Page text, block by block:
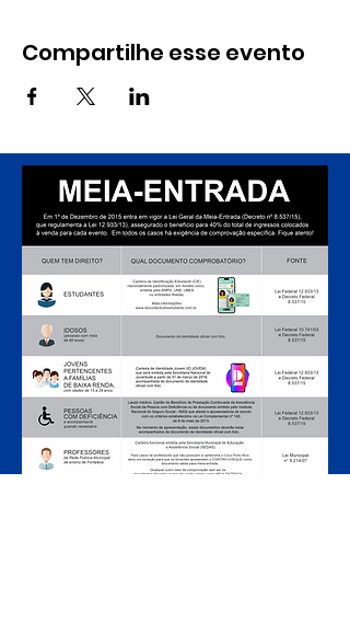
Compartilhe esse evento